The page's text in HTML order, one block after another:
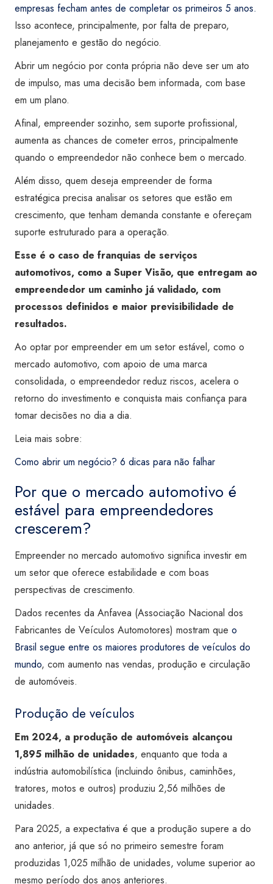
empresas fecham antes de completar os primeiros 5 anos.
Isso acontece, principalmente, por falta de preparo,
planejamento e gestão do negócio.
Abrir um negócio por conta própria não deve ser um ato
de impulso, mas uma decisão bem informada, com base
em um plano.
Afinal, empreender sozinho, sem suporte profissional,
aumenta as chances de cometer erros, principalmente
quando o empreendedor não conhece bem o mercado.
Além disso, quem deseja empreender de forma
estratégica precisa analisar os setores que estão em
crescimento, que tenham demanda constante e ofereçam
suporte estruturado para a operação.
Esse é o caso de franquias de serviços
automotivos, como a Super Visão, que entregam ao
empreendedor um caminho já validado, com
processos definidos e maior previsibilidade de
resultados.
Ao optar por empreender em um setor estável, como o
mercado automotivo, com apoio de uma marca
consolidada, o empreendedor reduz riscos, acelera o
retorno do investimento e conquista mais confiança para
tomar decisões no dia a dia.
Leia mais sobre:
Como abrir um negócio? 6 dicas para não falhar
Por que o mercado automotivo é
estável para empreendedores
crescerem?
Empreender no mercado automotivo significa investir em
um setor que oferece estabilidade e com boas
perspectivas de crescimento.
Dados recentes da Anfavea (Associação Nacional dos
Fabricantes de Veículos Automotores) mostram que o
Brasil segue entre os maiores produtores de veículos do
mundo, com aumento nas vendas, produção e circulação
de automóveis.
Produção de veículos
Em 2024, a produção de automóveis alcançou
1,895 milhão de unidades, enquanto que toda a
indústria automobilística (incluindo ônibus, caminhões,
tratores, motos e outros) produziu 2,56 milhões de
unidades.
Para 2025, a expectativa é que a produção supere a do
ano anterior, já que só no primeiro semestre foram
produzidas 1,025 milhão de unidades, volume superior ao
mesmo período dos anos anteriores.